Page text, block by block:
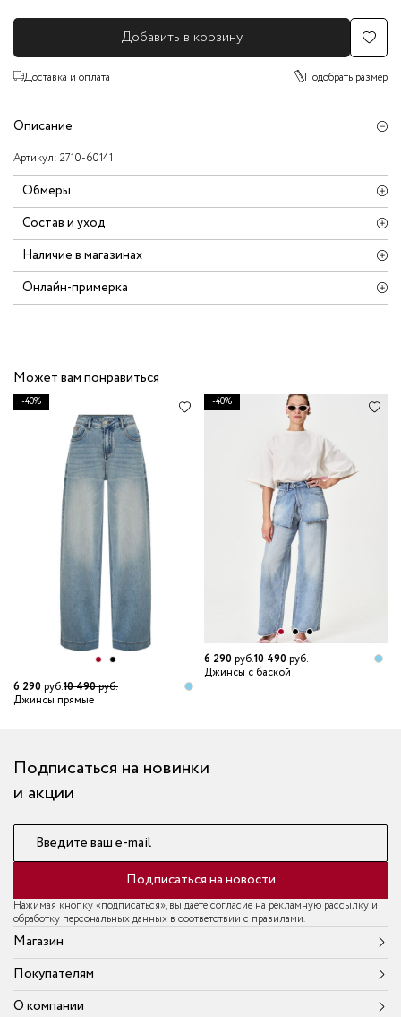
Добавить в корзину
Доставка и оплата Подобрать размер
Описание
Артикул: 2710-60141
Обмеры
Состав и уход
Наличие в магазинах
Онлайн-примерка
Может вам понравиться
-40%
6 290руб.10 490руб.
Джинсы прямые
-40%
6 290руб.10 490руб.
Джинсы с баской
Подписаться на новинки
и акции
Введите ваш e-mail
Подписаться на новости
Нажимая кнопку «подписаться», вы даёте согласие на рекламную рассылку и
обработку персональных данных в соответствии с правилами.
Магазин
Покупателям
О компании